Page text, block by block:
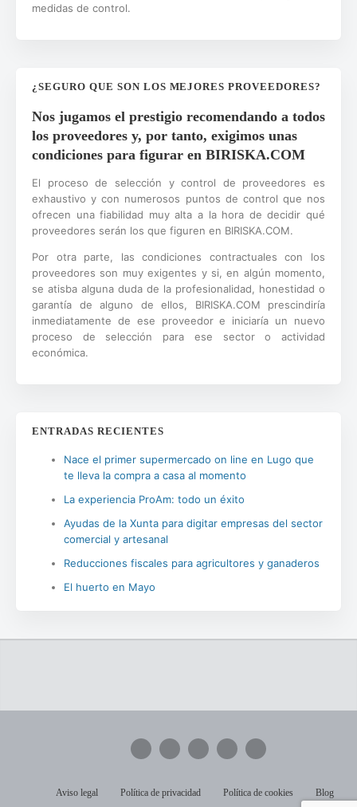
medidas de control.
¿SEGURO QUE SON LOS MEJORES PROVEEDORES?
Nos jugamos el prestigio recomendando a todos
los proveedores y, por tanto, exigimos unas
condiciones para figurar en BIRISKA.COM
El proceso de selección y control de proveedores es
exhaustivo y con numerosos puntos de control que nos
ofrecen una fiabilidad muy alta a la hora de decidir qué
proveedores serán los que figuren en BIRISKA.COM.
Por otra parte, las condiciones contractuales con los
proveedores son muy exigentes y si, en algún momento,
se atisba alguna duda de la profesionalidad, honestidad o
garantía de alguno de ellos, BIRISKA.COM prescindiría
inmediatamente de ese proveedor e iniciaría un nuevo
proceso de selección para ese sector o actividad
económica.
ENTRADAS RECIENTES
Nace el primer supermercado on line en Lugo que
te lleva la compra a casa al momento
La experiencia ProAm: todo un éxito
Ayudas de la Xunta para digitar empresas del sector
comercial y artesanal
Reducciones fiscales para agricultores y ganaderos
El huerto en Mayo
Aviso legal Política de privacidad Política de cookies Blog